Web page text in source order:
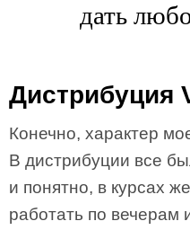
дать
Дистрибуция
Конечно, характер
В дистрибуции все
и понятно, в курсах
работать по вечерам